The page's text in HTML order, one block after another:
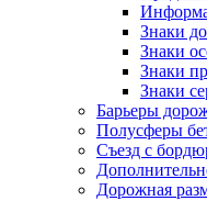
Знаки
Знаки
Знаки
Знаки
Барьеры
Полусферы
Съезд с
Дорожная